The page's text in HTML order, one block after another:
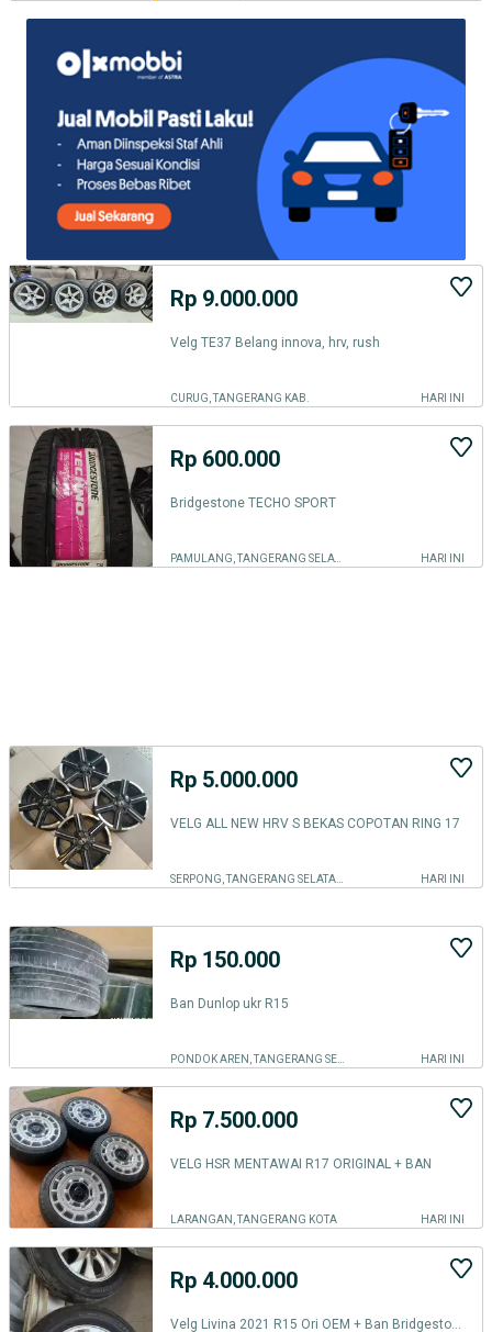
Rp 9.000.000
Velg TE37 Belang innova, hrv, rush
CURUG, TANGERANG KAB. HARI INI
Rp 600.000
Bridgestone TECHO SPORT
PAMULANG, TANGERANG SELATAN KOTA HARI INI
Rp 5.000.000
VELG ALL NEW HRV S BEKAS COPOTAN RING 17
HARI INI
Rp 150.000
Ban Dunlop ukr R15
HARI INI
Rp 7.500.000
VELG HSR MENTAWAI R17 ORIGINAL + BAN
LARANGAN, TANGERANG KOTA HARI INI
Rp 4.000.000